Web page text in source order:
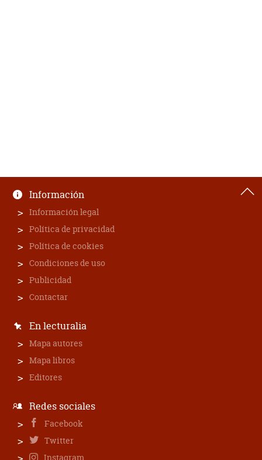
Información
Información legal
Política de privacidad
Política de cookies
Condiciones de uso
Publicidad
Contactar
En lecturalia
Mapa autores
Mapa libros
Editores
Redes sociales
Facebook
Twitter
Instagram